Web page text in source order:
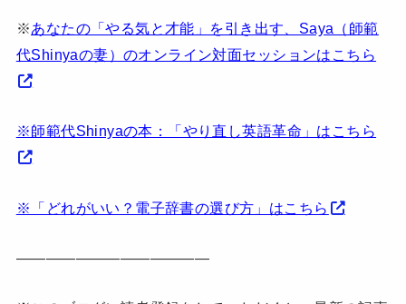
※あなたの「やる気と才能」を引き出す、Saya（師範
代Shinyaの妻）のオンライン対面セッションはこちら
※師範代Shinyaの本：「やり直し英語革命」はこちら
※「どれがいい？電子辞書の選び方」はこちら
—————————————